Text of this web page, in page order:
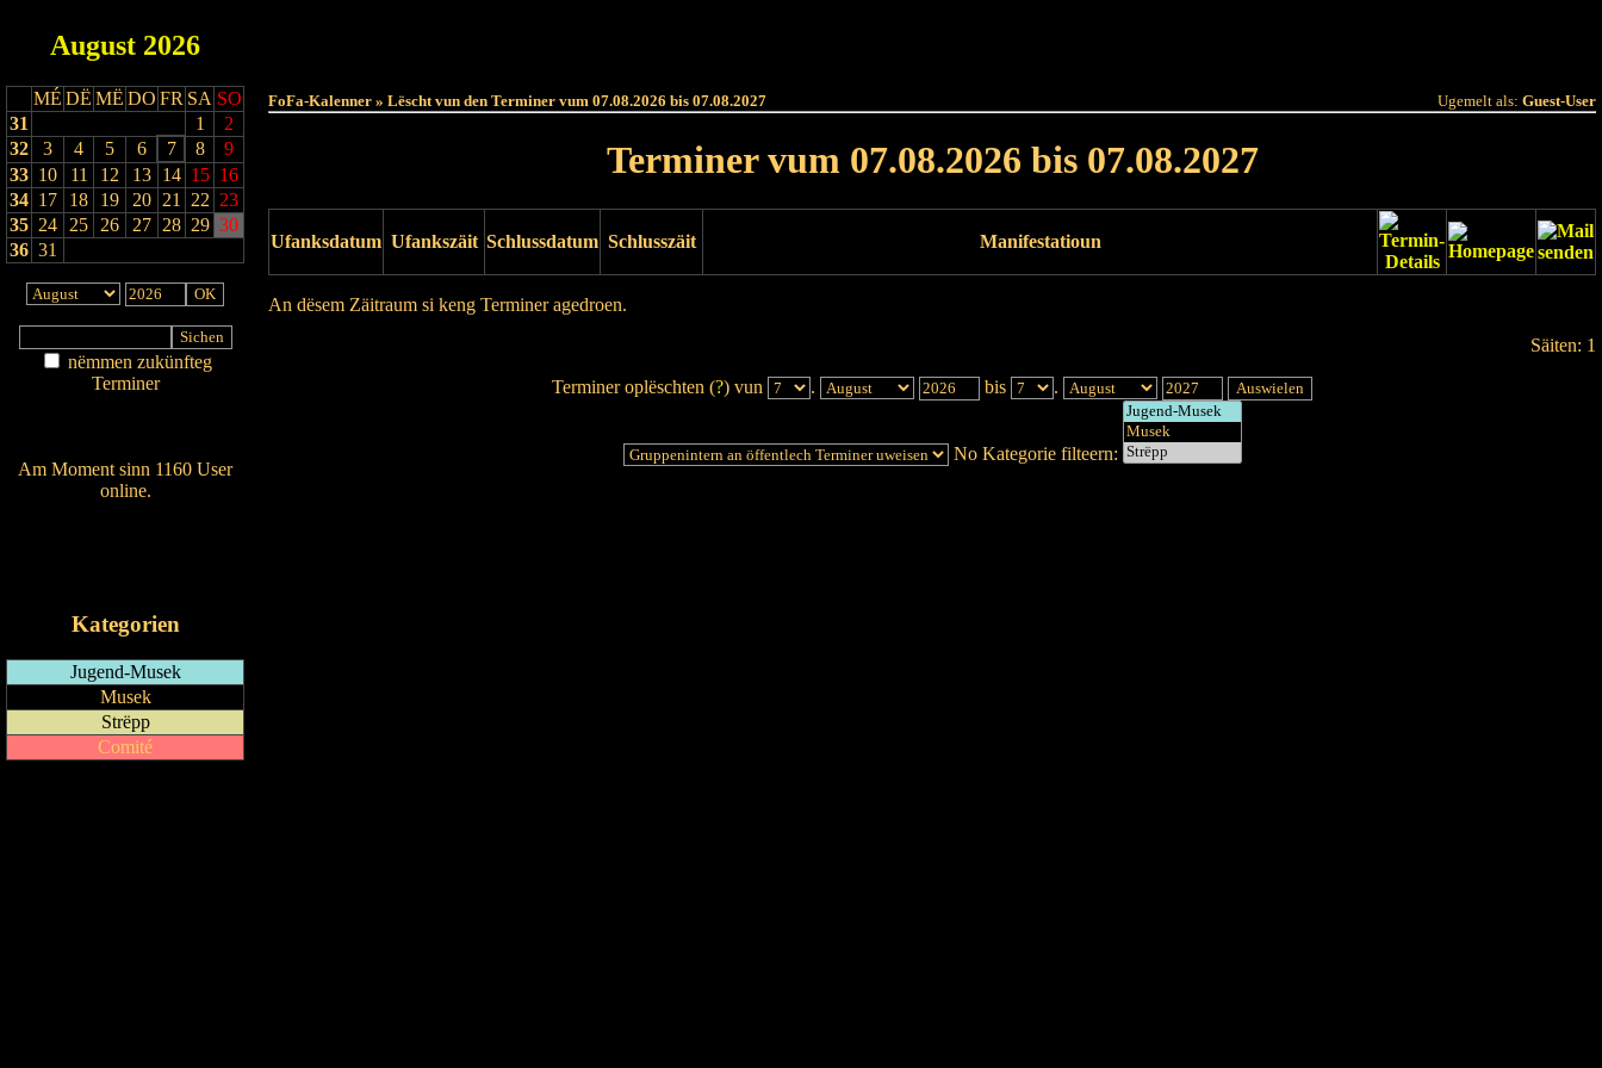
August 2026
MÉ DË MË DO FR SA SO
31
1
2
32
3 4 5 6 7 8
9
33 10 11 12 13 14 15 16
34 17 18 19 20 21 22 23
35 24 25 26 27 28 29 30
36 31
nëmmen zukünfteg
Terminer
Am Moment sinn 1160 User
online.
Kategorien
Jugend-Musek
Musek
Strëpp
Comité
FoFa-Kalenner » Lëscht vun den Terminer vum 07.08.2026 bis 07.08.2027 Ugemelt als: Guest-User
Terminer vum 07.08.2026 bis 07.08.2027
Ufanksdatum Ufankszäit Schlussdatum Schlusszäit Manifestatioun
An dësem Zäitraum si keng Terminer agedroen.
Säiten: 1
Terminer oplëschten (?) vun . bis .
No Kategorie filteern: